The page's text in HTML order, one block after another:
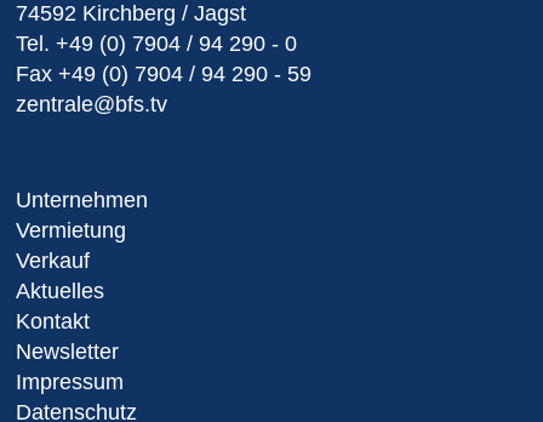
74592 Kirchberg / Jagst
Tel. +49 (0) 7904 / 94 290 - 0
Fax +49 (0) 7904 / 94 290 - 59
zentrale@bfs.tv
Unternehmen
Vermietung
Verkauf
Aktuelles
Kontakt
Newsletter
Impressum
Datenschutz